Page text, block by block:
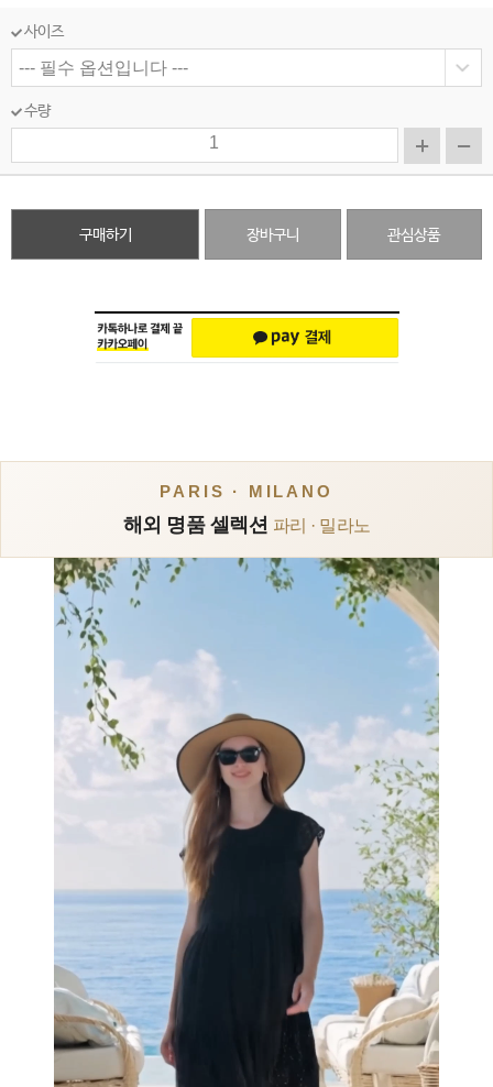
사이즈
수량
구매하기 장바구니 관심상품
PARIS · MILANO
해외 명품 셀렉션 파리 · 밀라노